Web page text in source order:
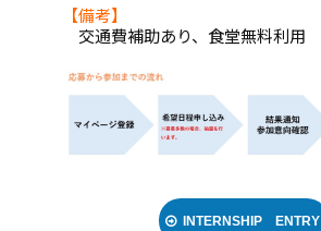
【備考】
交通費補助あり、食堂無料利用
INTERNSHIP ENTRY